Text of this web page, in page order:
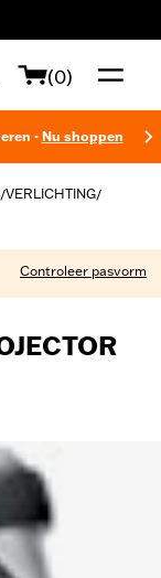
(0)
- Nu shoppen
/VERLICHTING/
Controleer pasvorm